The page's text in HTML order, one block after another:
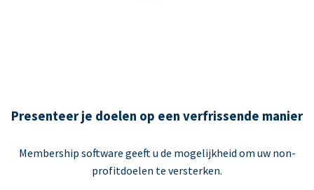
Presenteer je doelen op een verfrissende manier
Membership software geeft u de mogelijkheid om uw non-
profitdoelen te versterken.